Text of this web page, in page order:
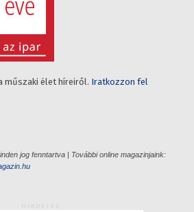
műszaki élet híreiről. Iratkozzon fel
jog fenntartva | További online magazinjaink:
HIRDETÉS